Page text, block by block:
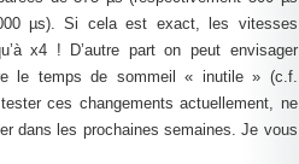
µs). Si cela est exact, les vitesses
x4 ! D’autre part on peut envisager
le temps de sommeil « inutile » (c.f.
ces changements actuellement, ne
dans les prochaines semaines. Je vous